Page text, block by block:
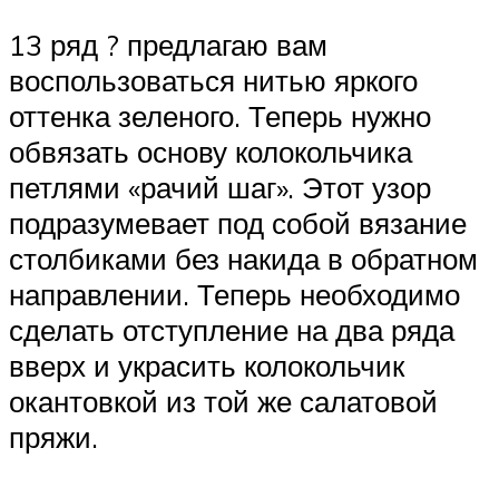
13 ряд ? предлагаю вам
воспользоваться нитью яркого
оттенка зеленого. Теперь нужно
обвязать основу колокольчика
петлями «рачий шаг». Этот узор
подразумевает под собой вязание
столбиками без накида в обратном
направлении. Теперь необходимо
сделать отступление на два ряда
вверх и украсить колокольчик
окантовкой из той же салатовой
пряжи.